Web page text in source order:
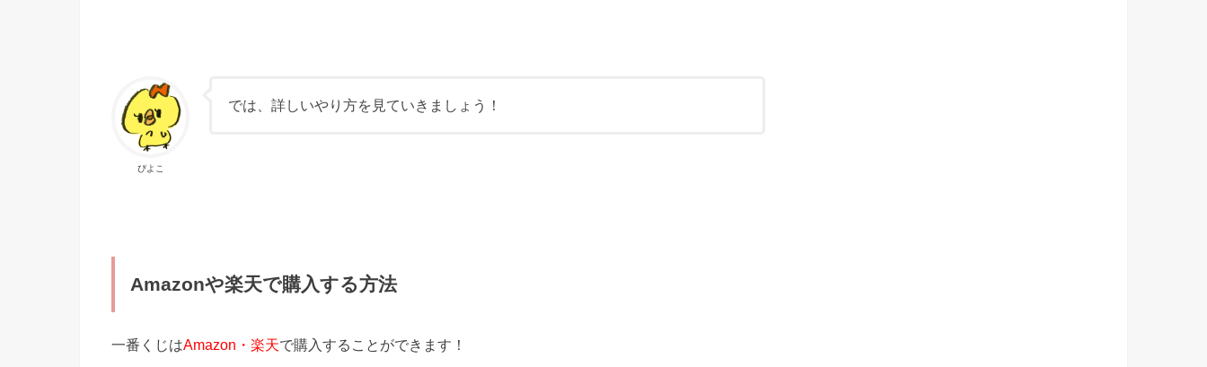
ぴよこ
では、詳しいやり方を見ていきましょう！
Amazonや楽天で購入する方法
一番くじはAmazon・楽天で購入することができます！